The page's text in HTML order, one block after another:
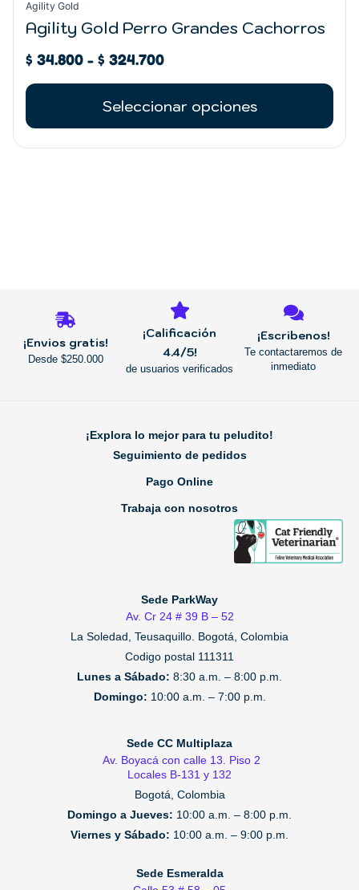
Agility Gold
Agility Gold Perro Grandes Cachorros
$ 34.800 - $ 324.700
$ 34.800
hasta
Seleccionar opciones
múltiples
variantes.
Las
se
¡Envios gratis!
Desde $250.000
¡Calificación
4.4/5!
de usuarios verificados
¡Escribenos!
Te contactaremos de
inmediato
¡Explora lo mejor para tu peludito!
Seguimiento de pedidos
Pago Online
Trabaja con nosotros
Sede ParkWay
Av. Cr 24 # 39 B – 52
La Soledad, Teusaquillo. Bogotá, Colombia
Codigo postal 111311
Lunes a Sábado: 8:30 a.m. – 8:00 p.m.
Domingo: 10:00 a.m. – 7:00 p.m.
Sede CC Multiplaza
Av. Boyacá con calle 13. Piso 2
Locales B-131 y 132
Bogotá, Colombia
Domingo a Jueves: 10:00 a.m. – 8:00 p.m.
Viernes y Sábado: 10:00 a.m. – 9:00 p.m.
Sede Esmeralda